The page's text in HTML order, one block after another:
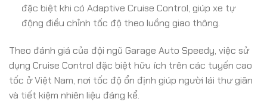
đặc biệt khi có Adaptive Cruise Control, giúp xe tự
động điều chỉnh tốc độ theo luồng giao thông.
Theo đánh giá của đội ngũ Garage Auto Speedy, việc sử
dụng Cruise Control đặc biệt hữu ích trên các tuyến cao
tốc ở Việt Nam, nơi tốc độ ổn định giúp người lái thư giãn
và tiết kiệm nhiên liệu đáng kể.